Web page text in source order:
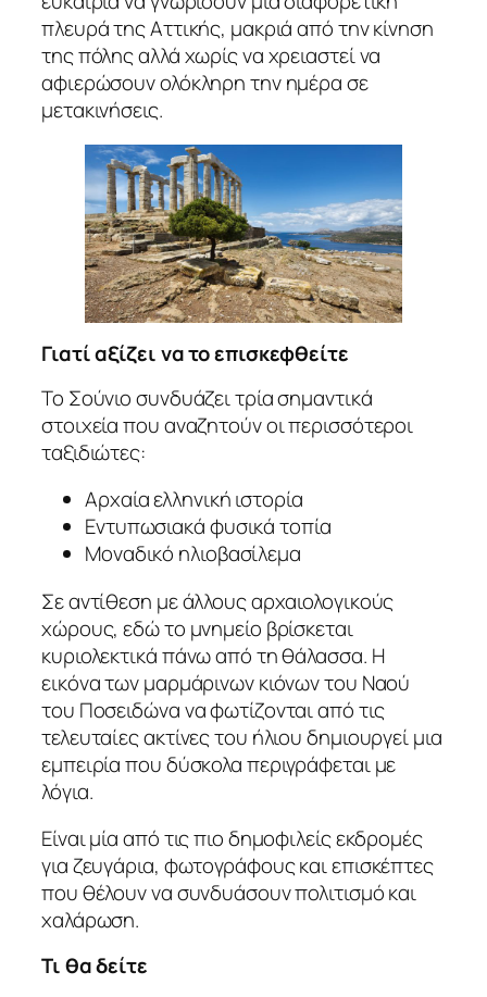
πλευρά της Αττικής, μακριά από την κίνηση
της πόλης αλλά χωρίς να χρειαστεί να
αφιερώσουν ολόκληρη την ημέρα σε
μετακινήσεις.
Γιατί αξίζει να το επισκεφθείτε
Το Σούνιο συνδυάζει τρία σημαντικά
στοιχεία που αναζητούν οι περισσότεροι
ταξιδιώτες:
Αρχαία ελληνική ιστορία
Εντυπωσιακά φυσικά τοπία
Μοναδικό ηλιοβασίλεμα
Σε αντίθεση με άλλους αρχαιολογικούς
χώρους, εδώ το μνημείο βρίσκεται
κυριολεκτικά πάνω από τη θάλασσα. Η
εικόνα των μαρμάρινων κιόνων του Ναού
του Ποσειδώνα να φωτίζονται από τις
τελευταίες ακτίνες του ήλιου δημιουργεί μια
εμπειρία που δύσκολα περιγράφεται με
λόγια.
Είναι μία από τις πιο δημοφιλείς εκδρομές
για ζευγάρια, φωτογράφους και επισκέπτες
που θέλουν να συνδυάσουν πολιτισμό και
χαλάρωση.
Τι θα δείτε